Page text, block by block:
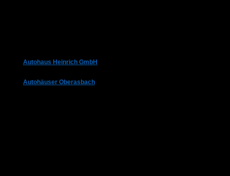
Autohaus Heinrich GmbH
Autohäuser Oberasbach